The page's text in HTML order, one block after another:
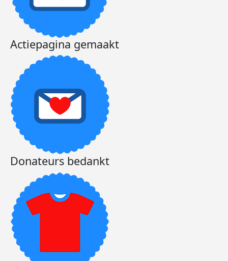
Actiepagina gemaakt
Donateurs bedankt